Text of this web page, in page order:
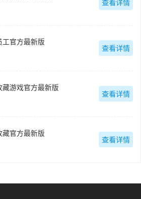
查看详情
工官方最新版
查看详情
藏游戏官方最新版
查看详情
藏官方最新版
查看详情